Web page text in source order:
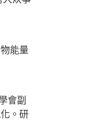
能量
會副
。研